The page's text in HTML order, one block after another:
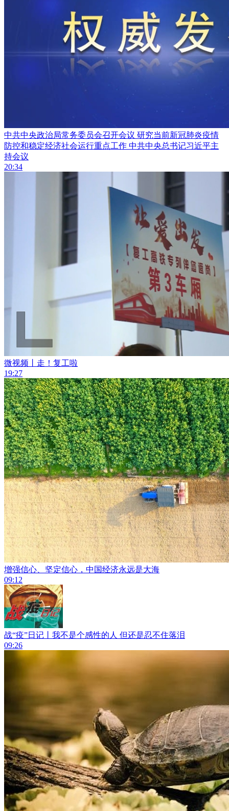
中共中央政治局常务委员会召开会议 研究当前新冠肺炎疫情
防控和稳定经济社会运行重点工作 中共中央总书记习近平主
持会议
20:34
微视频丨走！复工啦
19:27
增强信心、坚定信心，中国经济永远是大海
09:12
战“疫”日记丨我不是个感性的人 但还是忍不住落泪
09:26